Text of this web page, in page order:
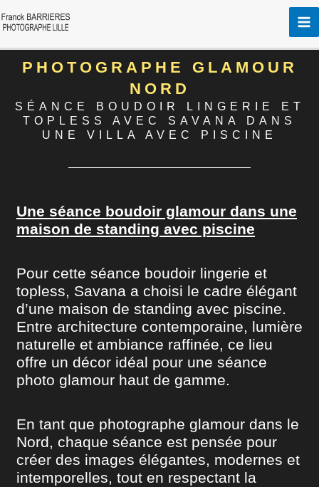
au
PHOTOGRAPHE GLAMOUR
NORD
SÉANCE BOUDOIR LINGERIE ET
TOPLESS AVEC SAVANA DANS
UNE VILLA AVEC PISCINE
Une séance boudoir glamour dans une
maison de standing avec piscine
Pour cette séance boudoir lingerie et
topless, Savana a choisi le cadre élégant
d’une maison de standing avec piscine.
Entre architecture contemporaine, lumière
naturelle et ambiance raffinée, ce lieu
offre un décor idéal pour une séance
photo glamour haut de gamme.
En tant que photographe glamour dans le
Nord, chaque séance est pensée pour
créer des images élégantes, modernes et
intemporelles, tout en respectant la